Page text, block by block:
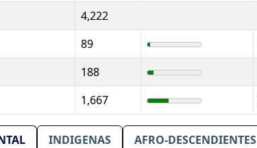
4,222
89
188
1,667
INDIGENAS
AFRO-DESCENDIENTES